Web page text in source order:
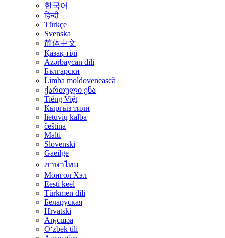
한국어
हिन्दी
Türkçe
Svenska
简体中文
Қазақ тілі
Azərbaycan dili
Български
Limba moldovenească
ქართული ენა
Tiếng Việt
Кыргы́з тили
lietuvių kalba
čeština
Malti
Slovenski
Gaeilge
ภาษาไทย
Монгол Хэл
Eesti keel
Türkmen dili
Беларуская
Hrvatski
Аҧсшәа
Oʻzbek tili